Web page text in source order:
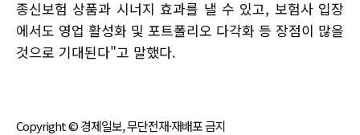
종신보험 상품과 시너지 효과를 낼 수 있고, 보험사 입장
에서도 영업 활성화 및 포트폴리오 다각화 등 장점이 많을
것으로 기대된다"고 말했다.
Copyright © 경제일보, 무단전재·재배포 금지